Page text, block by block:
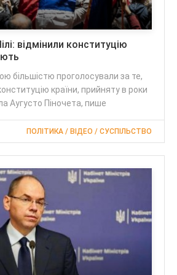
відмінили конституцію
більшістю проголосували за те,
країни, прийняту в роки
Аугусто Піночета, пише
ПОЛІТИКА / ВІДЕО / СУСПІЛЬСТВО